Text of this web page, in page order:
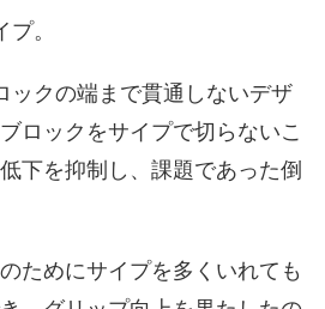
。
ックの端まで貫通しないデザ
ロックをサイプで切らないこ
下を抑制し、課題であった倒
ためにサイプを多くいれても